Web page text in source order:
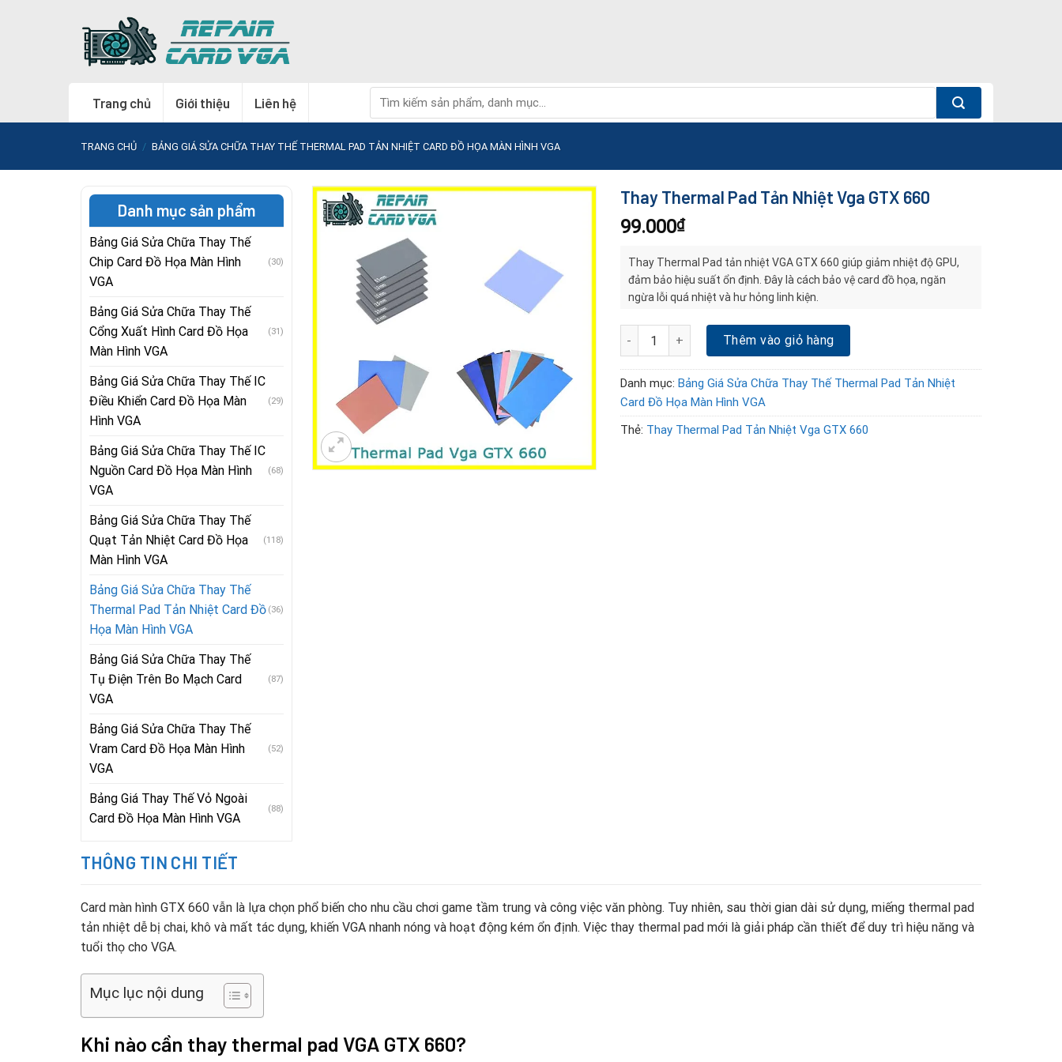
Trang chủ Giới thiệu Liên hệ
kiếm:
TRANG CHỦ / BẢNG GIÁ SỬA CHỮA THAY THẾ THERMAL PAD TẢN NHIỆT CARD ĐỒ HỌA MÀN HÌNH VGA
Thay Thermal Pad Tản Nhiệt Vga GTX 660
99.000₫
Thay Thermal Pad tản nhiệt VGA GTX 660 giúp giảm nhiệt độ GPU,
đảm bảo hiệu suất ổn định. Đây là cách bảo vệ card đồ họa, ngăn
ngừa lỗi quá nhiệt và hư hỏng linh kiện.
Thay Thermal Pad Tản Nhiệt Vga GTX 660 số lượng
Thêm vào giỏ hàng
Danh mục: Bảng Giá Sửa Chữa Thay Thế Thermal Pad Tản Nhiệt
Card Đồ Họa Màn Hình VGA
Thẻ: Thay Thermal Pad Tản Nhiệt Vga GTX 660
Danh mục sản phẩm
Bảng Giá Sửa Chữa Thay Thế
Chip Card Đồ Họa Màn Hình
VGA
(30)
Bảng Giá Sửa Chữa Thay Thế
Cổng Xuất Hình Card Đồ Họa
Màn Hình VGA
(31)
Bảng Giá Sửa Chữa Thay Thế IC
Điều Khiển Card Đồ Họa Màn
Hình VGA
(29)
Bảng Giá Sửa Chữa Thay Thế IC
Nguồn Card Đồ Họa Màn Hình
VGA
(68)
Bảng Giá Sửa Chữa Thay Thế
Quạt Tản Nhiệt Card Đồ Họa
Màn Hình VGA
(118)
Bảng Giá Sửa Chữa Thay Thế
Thermal Pad Tản Nhiệt Card Đồ
Họa Màn Hình VGA
(36)
Bảng Giá Sửa Chữa Thay Thế
Tụ Điện Trên Bo Mạch Card
VGA
(87)
Bảng Giá Sửa Chữa Thay Thế
Vram Card Đồ Họa Màn Hình
VGA
(52)
Bảng Giá Thay Thế Vỏ Ngoài
Card Đồ Họa Màn Hình VGA
(88)
THÔNG TIN CHI TIẾT
Card màn hình GTX 660 vẫn là lựa chọn phổ biến cho nhu cầu chơi game tầm trung và công việc văn phòng. Tuy nhiên, sau thời gian dài sử dụng, miếng thermal pad
tản nhiệt dễ bị chai, khô và mất tác dụng, khiến VGA nhanh nóng và hoạt động kém ổn định. Việc thay thermal pad mới là giải pháp cần thiết để duy trì hiệu năng và
tuổi thọ cho VGA.
Mục lục nội dung
Khi nào cần thay thermal pad VGA GTX 660?